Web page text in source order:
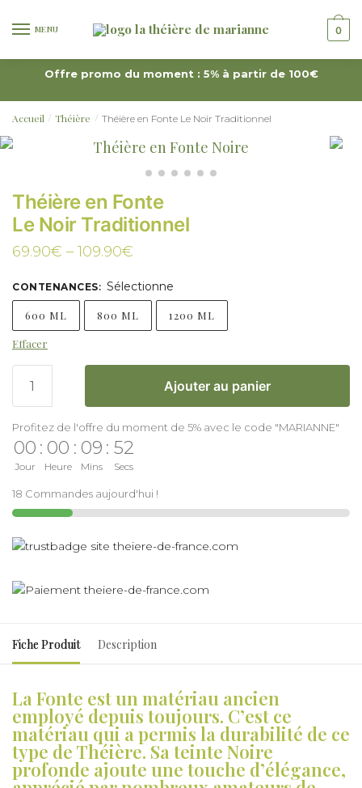
MENU 0
Offre promo du moment : 5% à partir de 100€
Accueil / Théière / Théière en Fonte Le Noir Traditionnel
Théière en Fonte
Le Noir Traditionnel
69.90€ – 109.90€
CONTENANCES: Sélectionne
600 ML 800 ML 1200 ML
Effacer
Ajouter au panier
Profitez de l'offre du moment de 5% avec le code "MARIANNE"
00
Jour
: 00
Heure
: 09
Mins
: 52
Secs
18 Commandes aujourd'hui !
Fiche Produit Description
La Fonte est un matériau ancien
employé depuis toujours. C’est ce
matériau qui a permis la durabilité de ce
type de Théière. Sa teinte Noire
profonde ajoute une touche d’élégance,